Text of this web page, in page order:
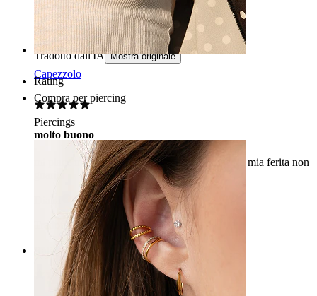
Capezzolo
Compra per piercing
Piercings
Pascal Acquisto verificato
Tradotto dall'IA Mostra originale
Rating
molto buono
mi piace molto come appare ed è perfetto per la mia ferita non
Acquisto verificato
Tradotto dall'IA Mostra originale
Rating